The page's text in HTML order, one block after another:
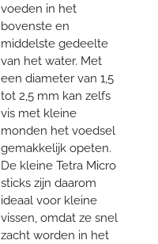
voeden in het
bovenste en
middelste gedeelte
van het water. Met
een diameter van 1,5
tot 2,5 mm kan zelfs
vis met kleine
monden het voedsel
gemakkelijk opeten.
De kleine Tetra Micro
sticks zijn daarom
ideaal voor kleine
vissen, omdat ze snel
zacht worden in het